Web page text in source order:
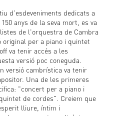
d'esdeveniments dedicats a
anys de la seva mort, es va
de l'orquestra de Cambra
original per a piano i quintet
va tenir accés a les
versió poc coneguda.
versió cambrística va tenir
Una de les primeres
"concert per a piano i
de cordes". Creiem que
lliure, íntim i